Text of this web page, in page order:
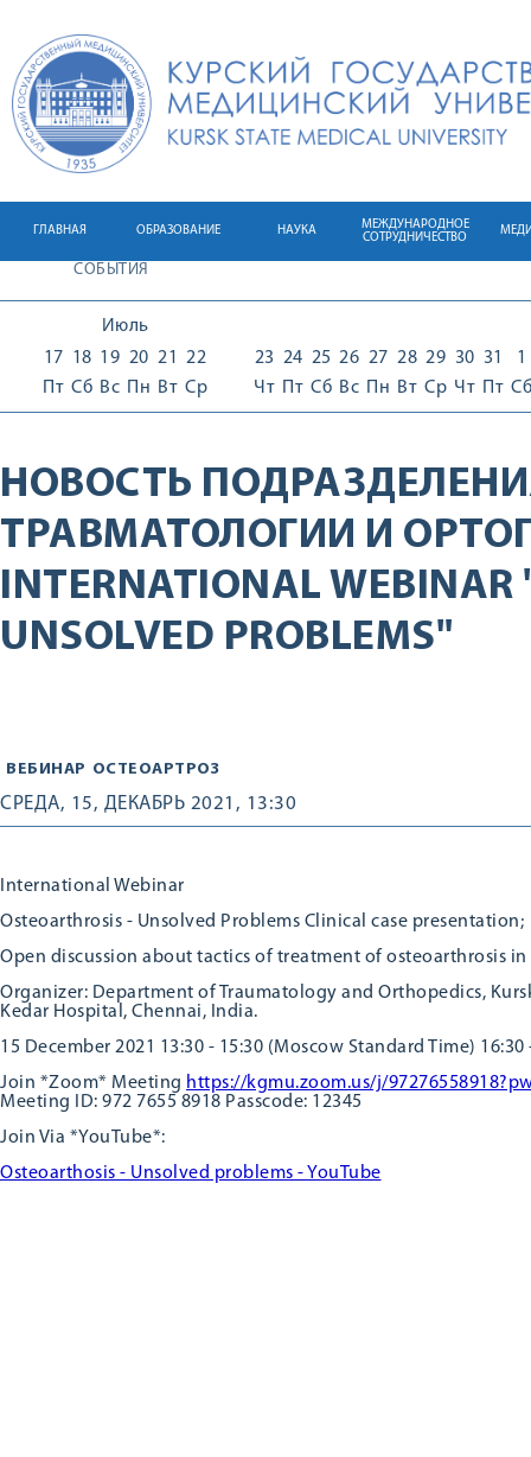
ГЛАВНАЯ ОБРАЗОВАНИЕ НАУКА
МЕЖДУНАРОДНОЕ
СОТРУДНИЧЕСТВО
СОБЫТИЯ
Июль
17
Пт
18
Сб
19
Вс
20
Пн
21
Вт
22
Ср
23
Чт
24
Пт
25
Сб
26
Вс
27
Пн
28
Вт
29
Ср
30
Чт
31
Пт
1
Сб
НОВОСТЬ
ТРАВМАТОЛОГИИ И
INTERNATIONAL WEBINAR
UNSOLVED PROBLEMS"
ВЕБИНАР ОСТЕОАРТРОЗ
СРЕДА, 15, ДЕКАБРЬ 2021, 13:30
International Webinar
Osteoarthrosis - Unsolved Problems Clinical case presentation;
Open discussion about tactics of treatment of osteoarthrosis in
Organizer: Department of Traumatology and Orthopedics,
Kedar Hospital, Chennai, India.
15 December 2021 13:30 - 15:30 (Moscow Standard Time)
Join *Zoom* Meeting https://kgmu.zoom.us/j/
Meeting ID: 972 7655 8918 Passcode: 12345
Join Via *YouTube*:
Osteoarthosis - Unsolved problems - YouTube